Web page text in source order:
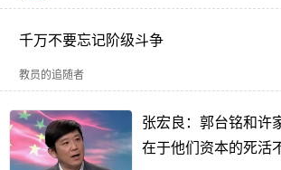
千万不要忘记阶级斗争
教员的追随者
张宏良：郭台铭和许
在于他们资本的死活